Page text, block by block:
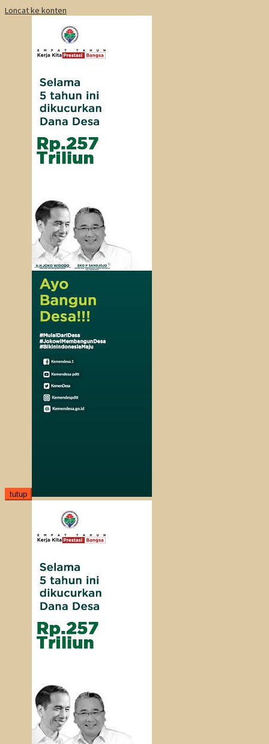
Loncat ke konten
tutup